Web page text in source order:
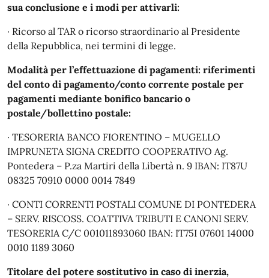
sua conclusione e i modi per attivarli:
· Ricorso al TAR o ricorso straordinario al Presidente
della Repubblica, nei termini di legge.
Modalità per l’effettuazione di pagamenti: riferimenti
del conto di pagamento/conto corrente postale per
pagamenti mediante bonifico bancario o
postale/bollettino postale:
· TESORERIA BANCO FIORENTINO – MUGELLO
IMPRUNETA SIGNA CREDITO COOPERATIVO Ag.
Pontedera – P.za Martiri della Libertà n. 9 IBAN: IT87U
08325 70910 0000 0014 7849
· CONTI CORRENTI POSTALI COMUNE DI PONTEDERA
– SERV. RISCOSS. COATTIVA TRIBUTI E CANONI SERV.
TESORERIA C/C 001011893060 IBAN: IT75I 07601 14000
0010 1189 3060
Titolare del potere sostitutivo in caso di inerzia,